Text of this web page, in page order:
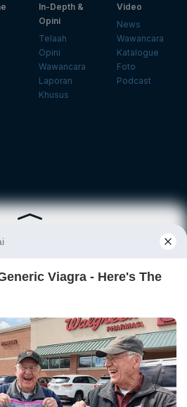
In-Depth &
Opini
Telaah
Opini
Wawancara
Laporan
Khusus
Video
News
Wawancara
Katalogue
Foto
Podcast
Daftar
Karier
Pedoman Media Siber
Disclaimer
Hubungi Kami